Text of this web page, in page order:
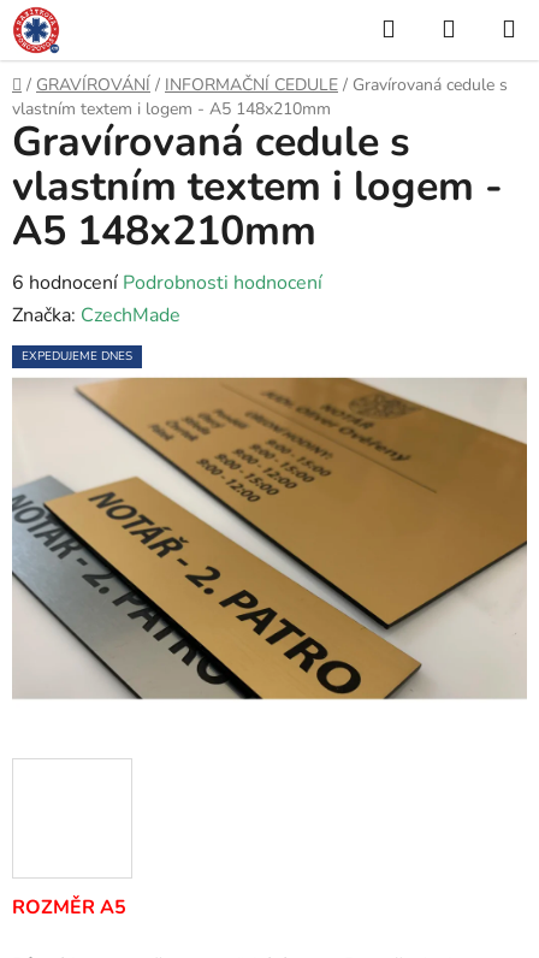
Přejít
na
obsah
Hledat
KOŠÍK
Domů
/ GRAVÍROVÁNÍ / INFORMAČNÍ CEDULE / Gravírovaná cedule s
vlastním textem i logem - A5 148x210mm
ROZMĚR A5
Gravírovaná cedule s
vlastním textem i logem -
A5 148x210mm
Průměrné
hodnocení
produktu
je
hvězdiček.
6 hodnocení Podrobnosti hodnocení
Značka: CzechMade
EXPEDUJEME DNES